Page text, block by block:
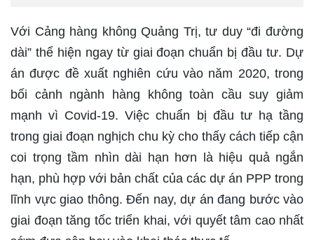
Với Cảng hàng không Quảng Trị, tư duy “đi đường
dài” thể hiện ngay từ giai đoạn chuẩn bị đầu tư. Dự
án được đề xuất nghiên cứu vào năm 2020, trong
bối cảnh ngành hàng không toàn cầu suy giảm
mạnh vì Covid-19. Việc chuẩn bị đầu tư hạ tầng
trong giai đoạn nghịch chu kỳ cho thấy cách tiếp cận
coi trọng tầm nhìn dài hạn hơn là hiệu quả ngắn
hạn, phù hợp với bản chất của các dự án PPP trong
lĩnh vực giao thông. Đến nay, dự án đang bước vào
giai đoạn tăng tốc triển khai, với quyết tâm cao nhất